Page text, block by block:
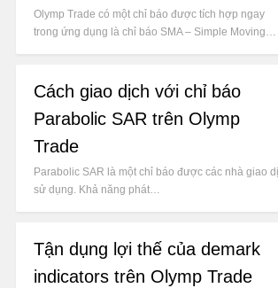
Olymp Trade có một chỉ báo được tích hợp ngay
trong ứng dụng là chỉ báo SMA – Simple Moving…
Cách giao dịch với chỉ báo
Parabolic SAR trên Olymp
Trade
Parabolic SAR là một chỉ báo được các nhà giao
sử dụng. Khả năng phát…
Tận dụng lợi thế của demark
indicators trên Olymp Trade